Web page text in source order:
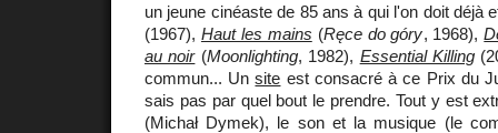
un jeune cinéaste de 85 ans à qui l'on doit déjà
(1967), Haut les mains (Ręce do góry, 1968),
au noir(Moonlighting, 1982), Essential Killing
commun... Unsite est consacré à ce Prix du
sais pas par quel bout le prendre. Tout y est
(Michał Dymek), le son et la musique (le